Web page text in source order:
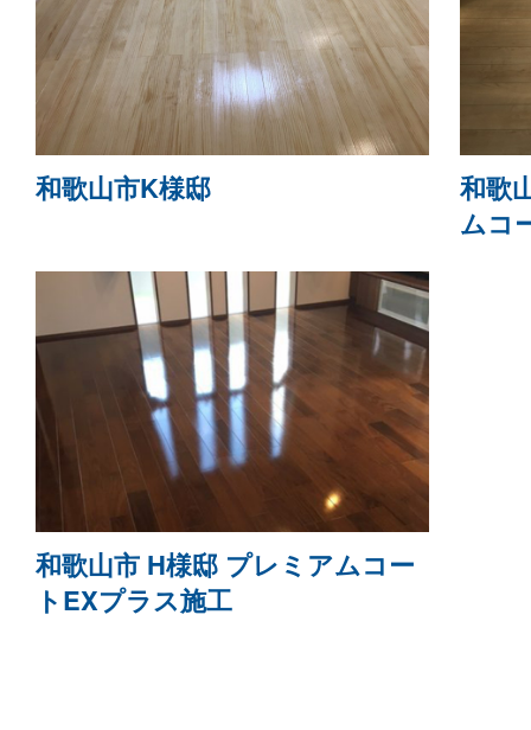
和歌山市K様邸
和歌
ムコ
和歌山市 H様邸 プレミアムコー
トEXプラス施工